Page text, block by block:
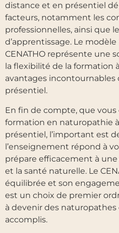
distance et en présentiel
facteurs, notamment les
professionnelles, ainsi que
d’apprentissage. Le
CENATHO représente une
la flexibilité de la formation
avantages incontournables
présentiel.
En fin de compte, que
formation en naturopathie
présentiel, l’important est
l’enseignement répond à
prépare efficacement à
et la santé naturelle. Le
équilibrée et son
est un choix de premier
à devenir des
accomplis.